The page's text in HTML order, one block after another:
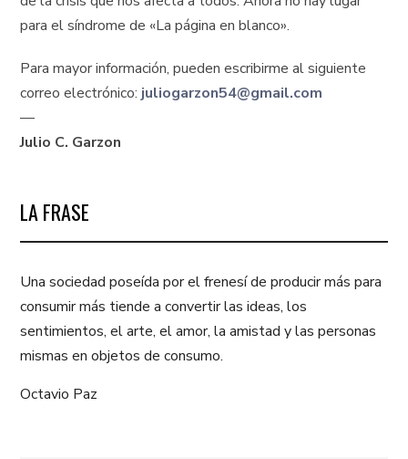
para el síndrome de «La página en blanco».
Para mayor información, pueden escribirme al siguiente
correo electrónico: juliogarzon54@gmail.com
—
Julio C. Garzon
LA FRASE
Una sociedad poseída por el frenesí de producir más para
consumir más tiende a convertir las ideas, los
sentimientos, el arte, el amor, la amistad y las personas
mismas en objetos de consumo.
Octavio Paz